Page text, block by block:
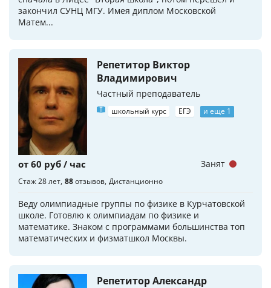
закончил СУНЦ МГУ. Имея диплом Московской
Матем...
Репетитор Виктор
Владимирович
Частный преподаватель
школьный курс ЕГЭ и еще 1
от 60 руб / час
Стаж 28 лет 88отзывов Дистанционно
Веду олимпиадные группы по физике в Курчатовской
школе. Готовлю к олимпиадам по физике и
математике. Знаком с программами большинства топ
математических и физматшкол Москвы.
Занят
Репетитор Александр